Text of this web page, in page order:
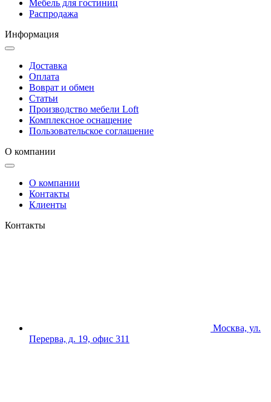
Мебель для гостиниц
Распродажа
Информация
Доставка
Оплата
Воврат и обмен
Статьи
Производство мебели Loft
Комплексное оснащение
Пользовательское соглашение
О компании
О компании
Контакты
Клиенты
Контакты
Москва, ул.
Перерва, д. 19, офис 311